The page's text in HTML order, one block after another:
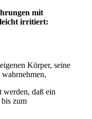
mit
irritiert:
Körper, seine
werden, daß ein
zum